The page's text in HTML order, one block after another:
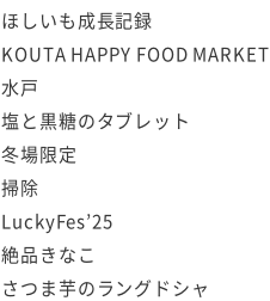
ほしいも成長記録
KOUTA HAPPY FOOD MARKET
水戸
塩と黒糖のタブレット
冬場限定
掃除
LuckyFes’25
絶品きなこ
さつま芋のラングドシャ